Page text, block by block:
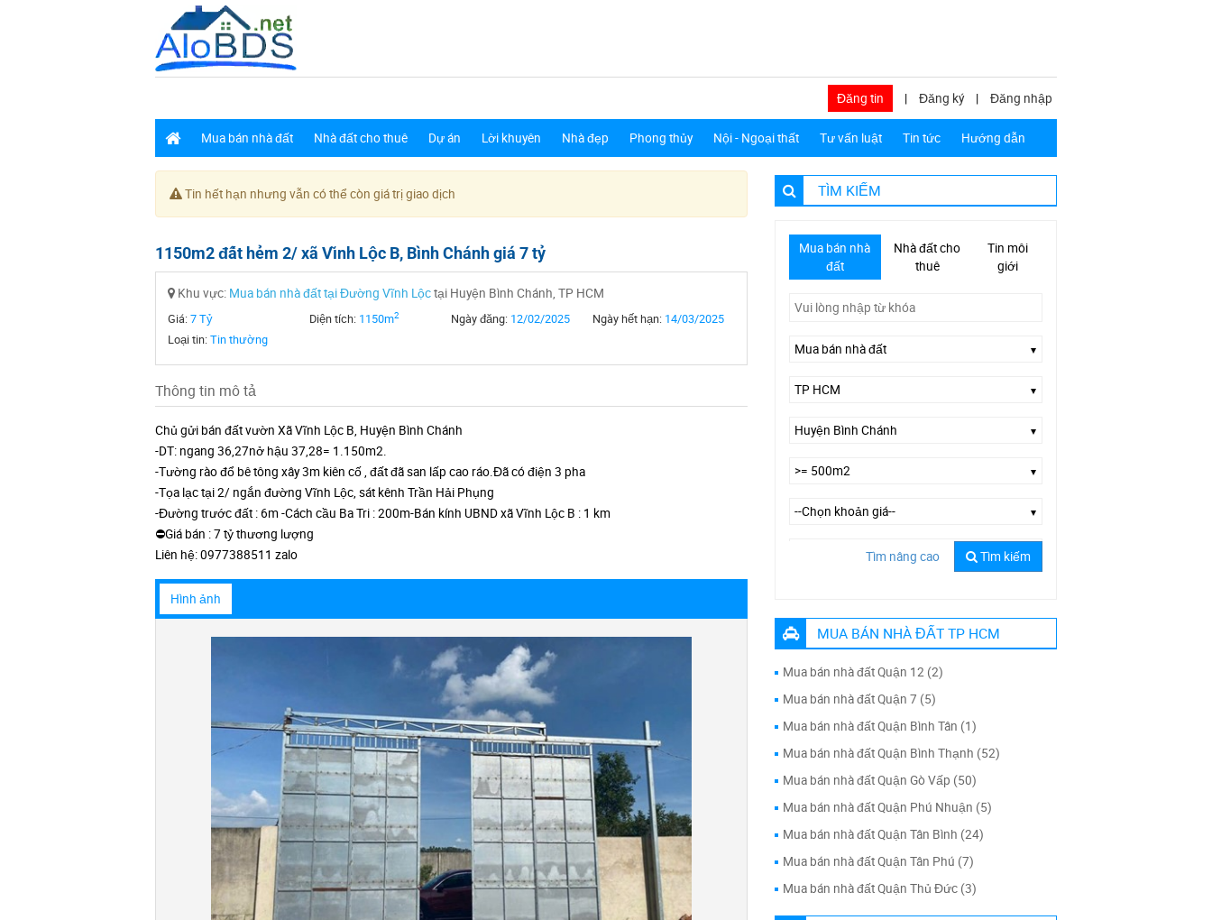
Đăng tin | Đăng ký | Đăng nhập
Mua bán nhà đất Nhà đất cho thuê Dự án Lời khuyên Nhà đẹp Phong thủy Nội - Ngoại thất Tư vấn luật Tin tức Hướng dẫn
Tin hết hạn nhưng vẫn có thể còn giá trị giao dịch
1150m2 đất hẻm 2/ xã Vĩnh Lộc B, Bình Chánh giá 7 tỷ
Khu vực: Mua bán nhà đất tại Đường Vĩnh Lộctại Huyện Bình Chánh, TP HCM
Giá:7 Tỷ Diện tích: 1150m2 Ngày đăng: 12/02/2025 Ngày hết hạn: 14/03/2025
Loại tin:Tin thường
Thông tin mô tả
Chủ gửi bán đất vườn Xã Vĩnh Lộc B, Huyện Bình Chánh
-DT: ngang 36,27nở hậu 37,28= 1.150m2.
-Tường rào đổ bê tông xây 3m kiên cố , đất đã san lấp cao ráo.Đã có điện 3 pha
-Tọa lạc tại 2/ ngắn đường Vĩnh Lộc, sát kênh Trần Hải Phụng
-Đường trước đất : 6m -Cách cầu Ba Tri : 200m-Bán kính UBND xã Vĩnh Lộc B : 1 km
⛔Giá bán : 7 tỷ thương lượng
Liên hệ: 0977388511 zalo
Hình ảnh
TÌM KIẾM
Mua bán nhà
đất
Nhà đất cho
thuê
Tin môi
giới
Tìm nâng cao Tìm kiếm
MUA BÁN NHÀ ĐẤT TP HCM
Mua bán nhà đất Quận 12 (2)
Mua bán nhà đất Quận 7 (5)
Mua bán nhà đất Quận Bình Tân (1)
Mua bán nhà đất Quận Bình Thạnh (52)
Mua bán nhà đất Quận Gò Vấp (50)
Mua bán nhà đất Quận Phú Nhuận (5)
Mua bán nhà đất Quận Tân Bình (24)
Mua bán nhà đất Quận Tân Phú (7)
Mua bán nhà đất Quận Thủ Đức (3)